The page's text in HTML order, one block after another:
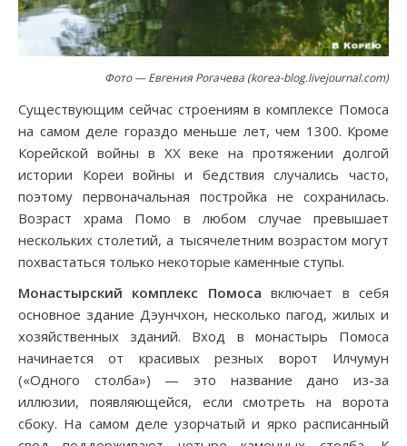
Фото — Евгения Рогачева (korea-blog.livejournal.com)
Существующим сейчас строениям в комплексе Помоса
на самом деле гораздо меньше лет, чем 1300. Кроме
Корейской войны в XX веке на протяжении долгой
истории Кореи войны и бедствия случались часто,
поэтому первоначальная постройка не сохранилась.
Возраст храма Помо в любом случае превышает
нескольких столетий, а тысячелетним возрастом могут
похвастаться только некоторые каменные ступы.
Монастырский комплекс Помоса включает в себя
основное здание Дэунчхон, несколько пагод, жилых и
хозяйственных зданий. Вход в монастырь Помоса
начинается от красивых резных ворот Илчумун
(«Одного столба») — это название дано из-за
иллюзии, появляющейся, если смотреть на ворота
сбоку. На самом деле узорчатый и ярко расписанный